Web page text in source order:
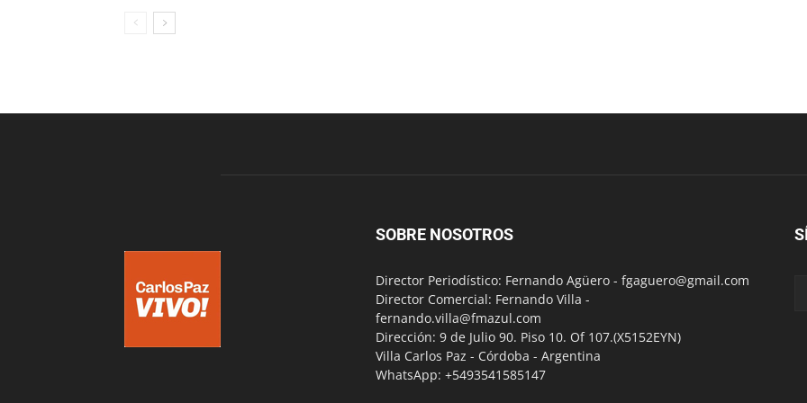
SOBRE NOSOTROS
Director Periodístico: Fernando Agüero - fgaguero@gmail.com
Director Comercial: Fernando Villa -
fernando.villa@fmazul.com
Dirección: 9 de Julio 90. Piso 10. Of 107.(X5152EYN)
Villa Carlos Paz - Córdoba - Argentina
WhatsApp: +5493541585147